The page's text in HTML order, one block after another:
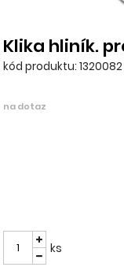
Klika hliník.
kód produktu: 1320082
na dotaz
ks